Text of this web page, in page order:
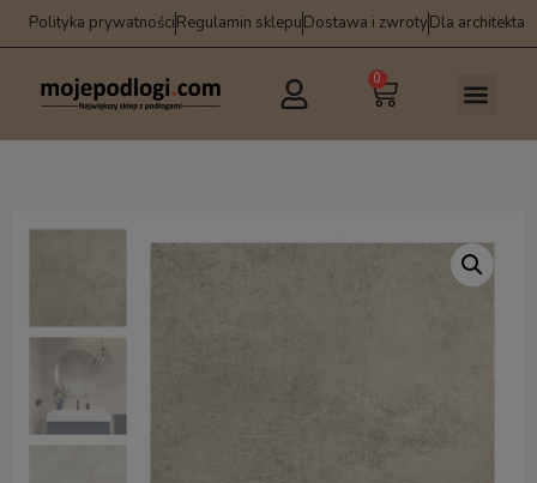
Polityka prywatnościRegulamin sklepuDostawa i zwrotyDla architekta
0